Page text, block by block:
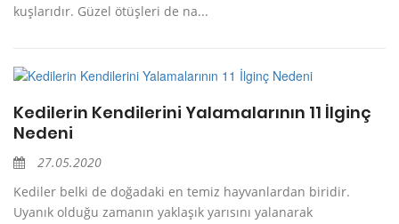
kuşlarıdır. Güzel ötüşleri de na...
Kedilerin Kendilerini Yalamalarının 11 İlginç
Nedeni
27.05.2020
Kediler belki de doğadaki en temiz hayvanlardan biridir.
Uyanık olduğu zamanın yaklaşık yarısını yalanarak